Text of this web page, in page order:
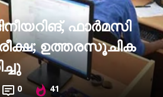
ഫാർമസി
ഉത്തരസൂചിക
0 41